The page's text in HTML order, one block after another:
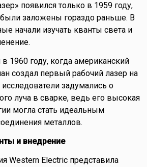
появился только в 1959 году,
заложены гораздо раньше. В
начали изучать кванты света и
1960 году, когда американский
создал первый рабочий лазер на
задумались о
луча в сварке, ведь его высокая
могла стать идеальным
металлов.
и внедрение
Western Electric представила